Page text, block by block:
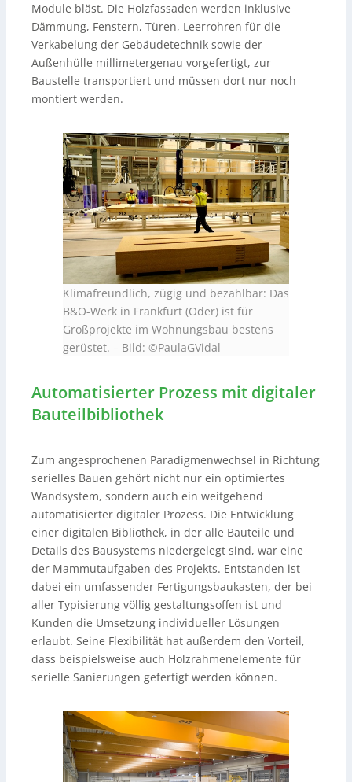
Module bläst. Die Holzfassaden werden inklusive
Dämmung, Fenstern, Türen, Leerrohren für die
Verkabelung der Gebäudetechnik sowie der
Außenhülle millimetergenau vorgefertigt, zur
Baustelle transportiert und müssen dort nur noch
montiert werden.
Klimafreundlich, zügig und bezahlbar: Das
B&O-Werk in Frankfurt (Oder) ist für
Großprojekte im Wohnungsbau bestens
gerüstet. – Bild: ©PaulaGVidal
Automatisierter Prozess mit digitaler
Bauteilbibliothek
Zum angesprochenen Paradigmenwechsel in Richtung
serielles Bauen gehört nicht nur ein optimiertes
Wandsystem, sondern auch ein weitgehend
automatisierter digitaler Prozess. Die Entwicklung
einer digitalen Bibliothek, in der alle Bauteile und
Details des Bausystems niedergelegt sind, war eine
der Mammutaufgaben des Projekts. Entstanden ist
dabei ein umfassender Fertigungsbaukasten, der bei
aller Typisierung völlig gestaltungsoffen ist und
Kunden die Umsetzung individueller Lösungen
erlaubt. Seine Flexibilität hat außerdem den Vorteil,
dass beispielsweise auch Holzrahmenelemente für
serielle Sanierungen gefertigt werden können.